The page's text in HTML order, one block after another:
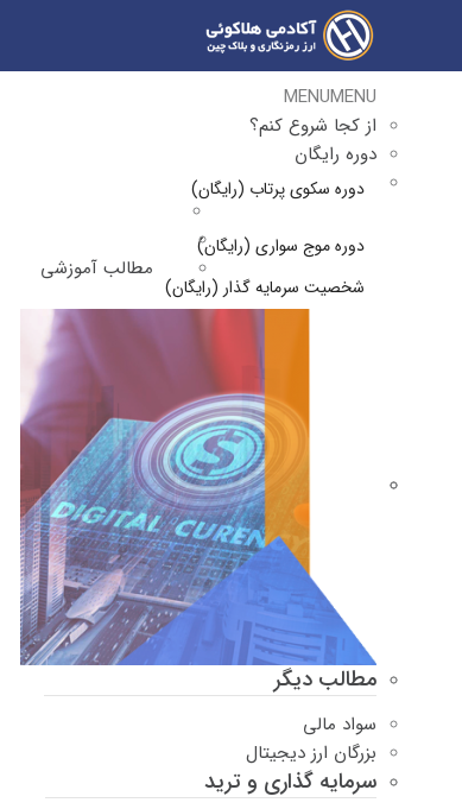
MENUMENU
از کجا شروع کنم؟
دوره رایگان
دوره سکوی پرتاب (رایگان)
دوره موج سواری (رایگان)
شخصیت سرمایه گذار (رایگان)
مطالب آموزشی
مطالب دیگر
سواد مالی
بزرگان ارز دیجیتال
سرمایه گذاری و ترید